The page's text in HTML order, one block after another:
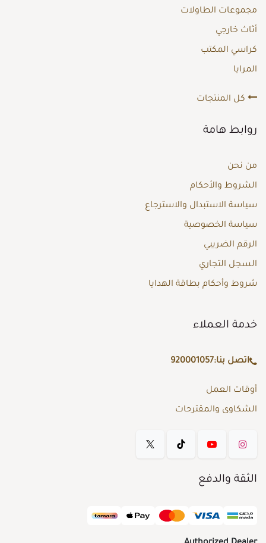
مجموعات الطاولات
أثاث خارجي
كراسي المكتب
المرايا
كل المنتجات
روابط هامة
من نحن
الشروط والأحكام
سياسة الاستبدال والاسترجاع
سياسة الخصوصية
الرقم الضريبي
السجل التجاري
شروط وأحكام بطاقة الهدايا
خدمة العملاء
اتصل بنا:920001057
أوقات العمل
الشكاوى والمقترحات
الثقة والدفع